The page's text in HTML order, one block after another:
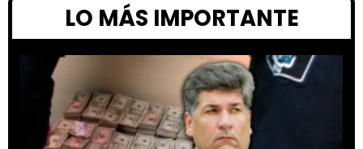
LO MÁS IMPORTANTE